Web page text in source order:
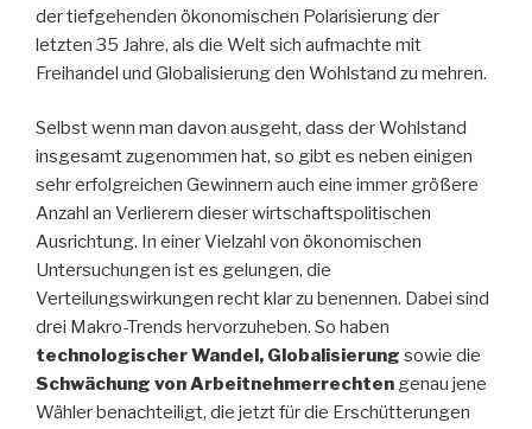
der tiefgehenden ökonomischen Polarisierung der
letzten 35 Jahre, als die Welt sich aufmachte mit
Freihandel und Globalisierung den Wohlstand zu mehren.
Selbst wenn man davon ausgeht, dass der Wohlstand
insgesamt zugenommen hat, so gibt es neben einigen
sehr erfolgreichen Gewinnern auch eine immer größere
Anzahl an Verlierern dieser wirtschaftspolitischen
Ausrichtung. In einer Vielzahl von ökonomischen
Untersuchungen ist es gelungen, die
Verteilungswirkungen recht klar zu benennen. Dabei sind
drei Makro-Trends hervorzuheben. So haben
technologischer Wandel, Globalisierung sowie die
Schwächung von Arbeitnehmerrechten genau jene
Wähler benachteiligt, die jetzt für die Erschütterungen